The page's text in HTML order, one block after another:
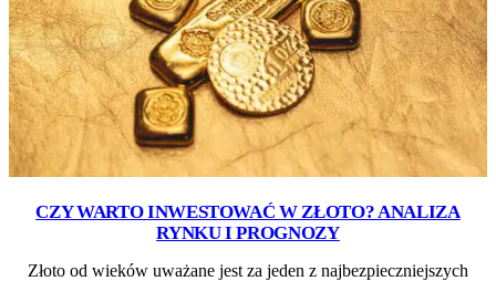
CZY WARTO INWESTOWAĆ W ZŁOTO? ANALIZA
RYNKU I PROGNOZY
Złoto od wieków uważane jest za jeden z najbezpieczniejszych